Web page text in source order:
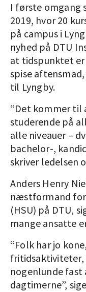
I første omgang
2019, hvor 20
på campus i
nyhed på DTU
at tidspunktet er
spise
til Lyngby.
“Det kommer
studerende på
alle niveauer –
bachelor-,
skriver ledelsen
Anders Henry
næstformand
(HSU) på DTU,
mange ansatte
“Folk har jo
fritidsaktiviteter,
nogenlunde fast
dagtimerne”,